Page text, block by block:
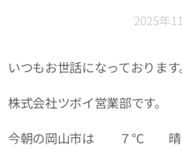
2025年
いつもお世話になっております
株式会社ツボイ営業部です。
今朝の岡山市は ７℃ 晴れ